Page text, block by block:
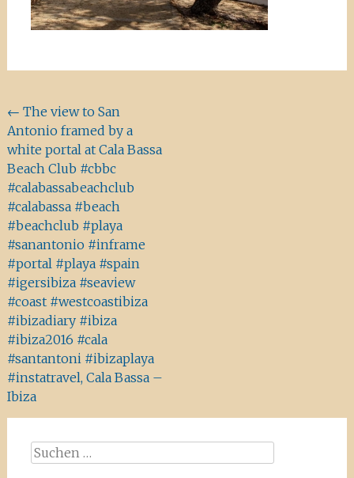
Beitragsnavigation
← The view to San
Antonio framed by a
white portal at Cala Bassa
Beach Club #cbbc
#calabassabeachclub
#calabassa #beach
#beachclub #playa
#sanantonio #inframe
#portal #playa #spain
#igersibiza #seaview
#coast #westcoastibiza
#ibizadiary #ibiza
#ibiza2016 #cala
#santantoni #ibizaplaya
#instatravel, Cala Bassa –
Ibiza
Suchen